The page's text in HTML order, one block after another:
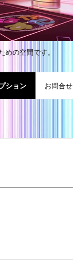
めの空間です。
ション お問合せ